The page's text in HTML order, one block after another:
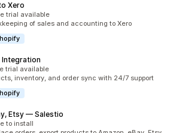
Xero
trial available
of sales and accounting to Xero
Integration
trial available
inventory, and order sync with 24/7 support
Etsy — Salestio
to install